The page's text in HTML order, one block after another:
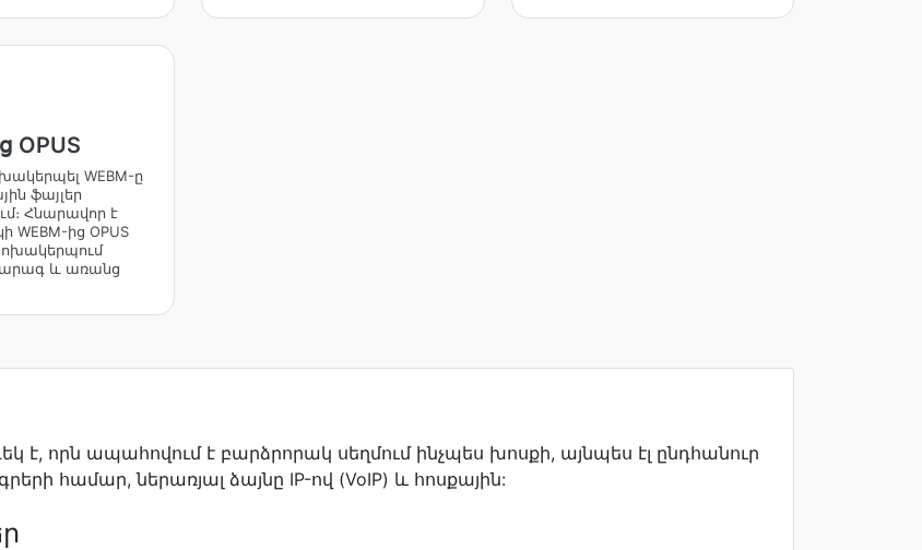
OPUS
WEBM-ը
ֆայլեր
Հնարավոր է
WEBM-ից OPUS
արագ և առանց
է, որն ապահովում է բարձրորակ սեղմում ինչպես խոսքի, այնպես էլ ընդհանուր
համար, ներառյալ ձայնը IP-ով (VoIP) և հոսքային: